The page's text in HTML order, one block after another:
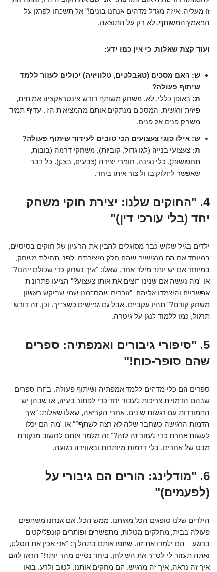
זו מעליה. איזה מגדל מדהים אנחנו בונים!" אל תשכחו לפרגן על
המאמץ המשותף, לא רק על התוצאה.
ועוד קצת שאלות, כי אין כמו ידע:
ש: האם מסכים (טאבלטים, טלוויזיה) יכולים לעזור ללמד
שיתוף פעולה?
ת: באופן כללי, לא. משחק משותף דורש אינטראקציה אמיתית,
פיזית ורגשית. המסכים מנתקים אותם מהמציאות הזו. עדיף תמיד
משחק פנים אל פנים.
ש: אילו סוגי צעצועים הכי טובים לעידוד שיתוף פעולה?
ת: צעצועי בנייה (לגו גדול, קוביות), משחקי דרמה (בובות,
תחפושות), כלי נגינה, חומרי יצירה (צבעים, בצק). כל דבר
שאפשר לחלוק בו וליצור איתו ביחד.
4. "החוקים שלנו: יצירת חוקי משחק
יחד (בלי עורכי דין)"
ילדים בגיל שלוש כבר מסוגלים להבין את הרעיון של חוקים בסיסיים,
במיוחד אם הם מרגישים שהם חלק מיצירתם. לפני תחילת משחק,
במיוחד אם יש יותר מילד אחד, שאלו: "איך נשחק כדי שכולם ייהנו?"
או "מה נעשה אם שנינו רוצים את אותו צעצוע?" הציעו פתרונות
אפשריים והיצמדו אליהם. "זוכרים שהסכמנו שמי שביקש ראשון
משחק קודם?" תהיו עקביים, אבל גם גמישים כשצריך. וכן, זה דורש
תרגול, כמו ללמוד לנגן על גיטרה.
5. "סיפורי גיבורים ואמפתיה: ספרים
שהם סופר-כוח!"
ספרים הם כלי מדהים ללמד אמפתיה ושיתוף פעולה. בחרו ספרים
שבהם הדמויות צריכות לעבוד יחד כדי לפתור בעיה, או שבהן יש
התמודדות עם רגשות שונים. אחרי הקריאה, שאלו שאלות: "איך
הדמות הרגישה כשחבר שלה לא רצה לשתף?" או "מה הם יכלו
לעשות אחרת כדי לעזור זה לזה?" זה מלמד אותם לחשוב מנקודת
מבט של אחרים, בלי דרמות מיותרות ובאווירה רגועה.
6. "מודלינג: הורים הם גיבורי על
(לפעמים)"
הילדים שלנו סופגים הכל מאיתנו. ממש הכל. אם אנחנו משתפים
פעולה בבית, מחלקים מטלות, מתפשרים ופותרים קונפליקטים
ברוגע – הם ילמדו את זה. שתפו אותם בתהליך: "אני אכין את הסלט,
ואתה תעזור לי לסדר את השולחן. ביחד נסיים מהר יותר!" הראו להם
איך זה נראה, איך זה מרגיש. הם מחקים אותנו, לטוב ולרע. בואו